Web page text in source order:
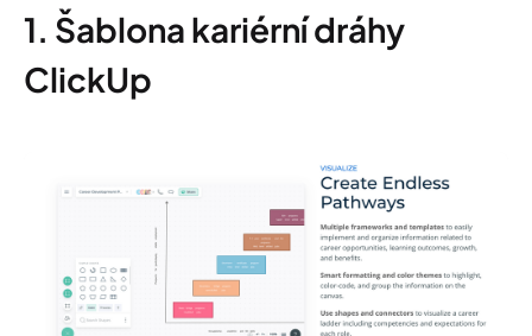
1. Šablona kariérní dráhy
ClickUp